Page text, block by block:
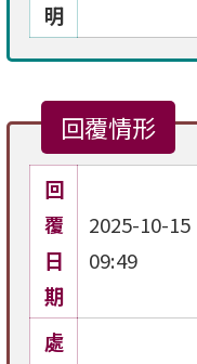
明
回覆情形
回
覆
日
期
2025-10-15
09:49
處